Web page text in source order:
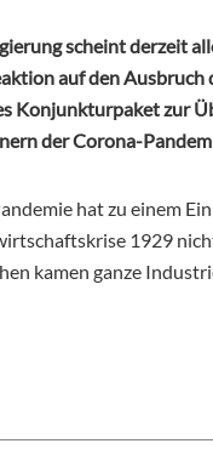
scheint derzeit
auf den
Konjunkturpaket zur
der Corona-
hat zu einem
1929
kamen ganze